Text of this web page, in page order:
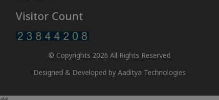
Visitor Count
© Copyrights 2026 All Rights Reserved
Designed & Developed by Aaditya Technologies